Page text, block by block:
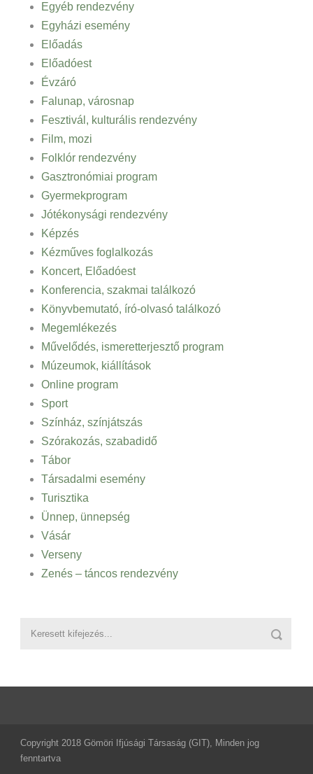
Egyéb rendezvény
Egyházi esemény
Előadás
Előadóest
Évzáró
Falunap, városnap
Fesztivál, kulturális rendezvény
Film, mozi
Folklór rendezvény
Gasztronómiai program
Gyermekprogram
Jótékonysági rendezvény
Képzés
Kézműves foglalkozás
Koncert, Előadóest
Konferencia, szakmai találkozó
Könyvbemutató, író-olvasó találkozó
Megemlékezés
Művelődés, ismeretterjesztő program
Múzeumok, kiállítások
Online program
Sport
Színház, színjátszás
Szórakozás, szabadidő
Tábor
Társadalmi esemény
Turisztika
Ünnep, ünnepség
Vásár
Verseny
Zenés – táncos rendezvény
Copyright 2018 Gömöri Ifjúsági Társaság (GIT), Minden jog
fenntartva